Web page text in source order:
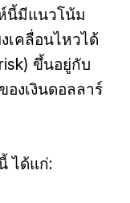
นี้มีแนวโน้ม
เคลื่อนไหวได้
ขึ้นอยู่กับ
งเงินดอลลาร์
ได้แก่: